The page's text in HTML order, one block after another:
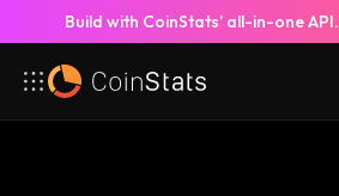
Build with CoinStats’ all-in-one API.